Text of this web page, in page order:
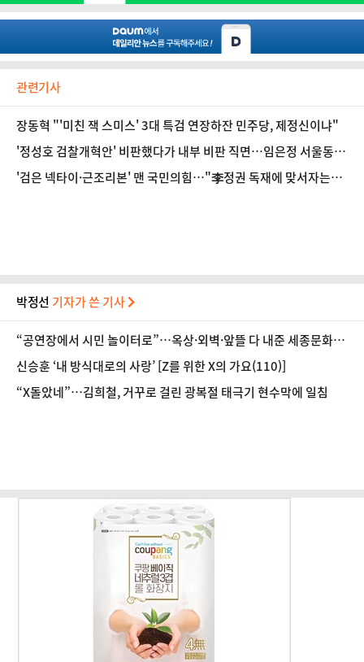
관련기사
장동혁 "'미친 잭 스미스' 3대 특검 연장하잔 민주당, 제정신이냐"
'정성호 검찰개혁안' 비판했다가 내부 비판 직면…임은정 서울동부
지검장 [뉴스속인물]
'검은 넥타이·근조리본' 맨 국민의힘…"李정권 독재에 맞서자는
박정선 기자가 쓴 기사
“공연장에서 시민 놀이터로”…옥상·외벽·앞뜰 다 내준 세종문화
회관
신승훈 ‘내 방식대로의 사랑’ [Z를 위한 X의 가요(110)]
“X돌았네”…김희철, 거꾸로 걸린 광복절 태극기 현수막에 일침